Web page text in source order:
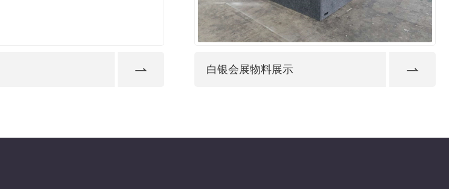
白银会展物料展示